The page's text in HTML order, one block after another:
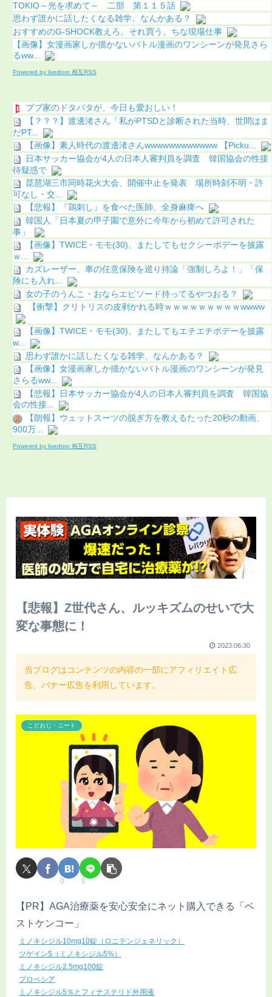
TOKIO～光を求めて～ 二部 第１１５話
思わず誰かに話したくなる雑学、なんかある？
おすすめのG-SHOCK教えろ。それ買う。ちな現場仕事
【画像】女漫画家しか描かないバトル漫画のワンシーンが発見さら
るww...
Powered by livedoor 相互RSS
ブブ家のドタバタが、今日も愛おしい！
【？？？】渡邊渚さん「私がPTSDと診断された当時、世間はま
だPT...
【画像】素人時代の渡邊渚さんwwwwwwwwwwww 【Picku...
日本サッカー協会が4人の日本人審判員を調査 韓国協会の性接
待疑惑で
琵琶湖三市同時花火大会、開催中止を発表 場所時刻不明・許
可なし・交...
【悲報】『鶏刺し』を食べた医師、全身麻痺へ
韓国人「日本夏の甲子園で意外に今年から初めて許可された
事」
【画像】TWICE・モモ(30)、またしてもセクシーボデーを披露
ｗ...
カズレーザー、車の任意保険を巡り持論「強制しろよ！」「保
険にも入れ...
女の子のうんこ・おならエピソード持ってるやつおる？
【衝撃】クリトリスの皮剥かれる時ｗｗｗｗｗｗｗｗｗwwww
【画像】TWICE・モモ(30)、またしてもエチエチボデーを披露
w...
思わず誰かに話したくなる雑学、なんかある？
【画像】女漫画家しか描かないバトル漫画のワンシーンが発見
さらるww...
【悲報】日本サッカー協会が4人の日本人審判員を調査 韓国協
会の性接...
【朗報】ウェットスーツの脱ぎ方を教えるたった20秒の動画、
900万...
Powered by livedoor 相互RSS
【悲報】Z世代さん、ルッキズムのせいで大
変な事態に！
2023.06.30
当ブログはコンテンツの内容の一部にアフィリエイト広
告、バナー広告を利用しています。
こどおじ・ニート
0 0
【PR】AGA治療薬を安心安全にネット購入できる「ベ
ストケンコー」
ミノキシジル10mg10錠（ロニテンジェネリック）
ツゲイン5（ミノキシジル5%）
ミノキシジル2.5mg100錠
プロペシア
ミノキシジル5％とフィナステリド外用液